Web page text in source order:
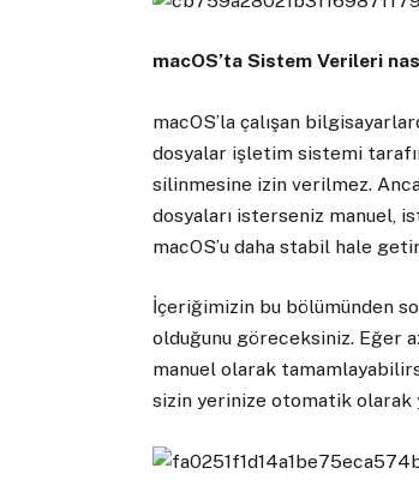
macOS’ta Sistem Verileri
macOS’la çalışan
dosyalar işletim sistemi
silinmesine izin verilmez.
dosyaları isterseniz manuel,
macOS’u daha stabil hale
İçeriğimizin bu bölümünden
olduğunu göreceksiniz. Eğer
manuel olarak
sizin yerinize otomatik olarak